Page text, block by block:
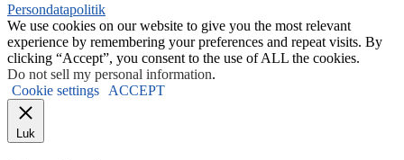
Persondatapolitik
We use cookies on our website to give you the most relevant
experience by remembering your preferences and repeat visits. By
clicking “Accept”, you consent to the use of ALL the cookies.
Do not sell my personal information.
Cookie settings
ACCEPT
Luk